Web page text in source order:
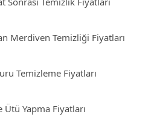
Merdiven Temizliği Fiyatları
Temizleme Fiyatları
Ütü Yapma Fiyatları